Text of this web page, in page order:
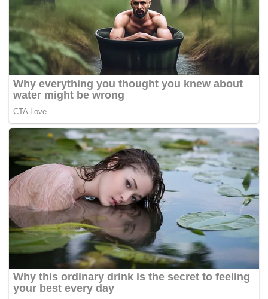
ATSB.
“Kawasan selebihnya (71 peratus) mengandungi sama
ada data carian (kapal) Ocean Infinity, data sonar berbilang
pancaran resolusi rendah bawaan kapal (>30m) yang
diperoleh semasa Fasa 1, atau tiada data,” kata laporan
itu.
Data resolusi rendah telah diabaikan kerana ia tidak
mempunyai resolusi yang diperlukan untuk mengenal pasti
serpihan pesawat. Data yang dikumpul oleh kapal Ocean
Infinity yang diupah Malaysia pada Januari 2018 tidak
dianalisis kerana Geosains Australia tidak mempunyai
akses kepada data tersebut.
Di samping itu, terdapat 72.72km persegi “data holidays” di
mana data tidak wujud atau berkualiti rendah atas pelbagai
sebab seperti kegagalan peralatan dan pengelakan rupa
Kebanyakan “data holidays” telah dikenal pasti dalam